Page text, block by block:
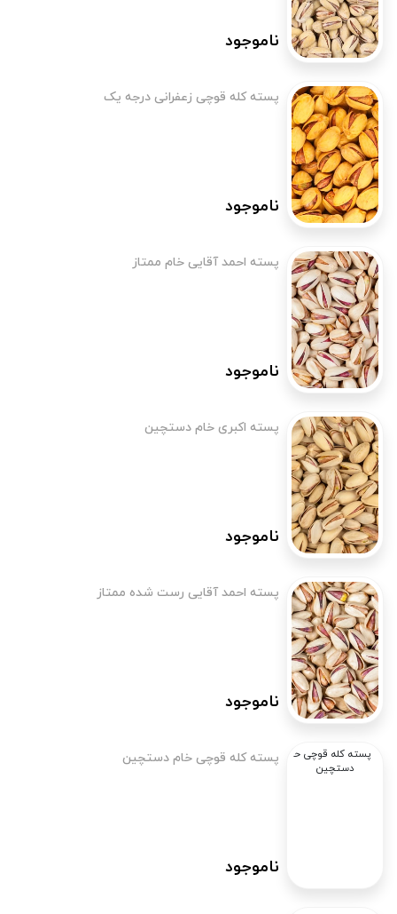
ناموجود
پسته کله قوچی زعفرانی درجه یک
ناموجود
پسته احمد آقایی خام ممتاز
ناموجود
پسته اکبری خام دستچین
ناموجود
پسته احمد آقایی رست شده ممتاز
ناموجود
پسته کله قوچی خام دستچین
ناموجود